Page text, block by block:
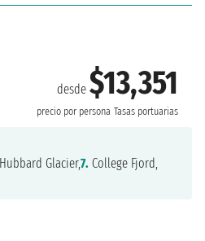
desde $13,351
precio por persona Tasas portuarias
Hubbard Glacier,7. College Fjord,